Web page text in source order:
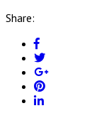
Share: